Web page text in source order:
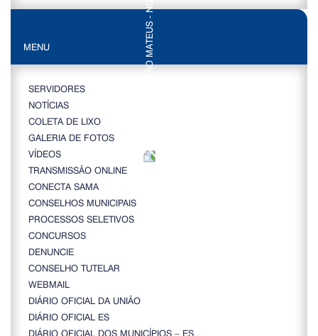
MENU
SERVIDORES
NOTÍCIAS
COLETA DE LIXO
GALERIA DE FOTOS
VÍDEOS
TRANSMISSÃO ONLINE
CONECTA SAMA
CONSELHOS MUNICIPAIS
PROCESSOS SELETIVOS
CONCURSOS
DENUNCIE
CONSELHO TUTELAR
WEBMAIL
DIÁRIO OFICIAL DA UNIÃO
DIÁRIO OFICIAL ES
DIÁRIO OFICIAL DOS MUNICÍPIOS – ES